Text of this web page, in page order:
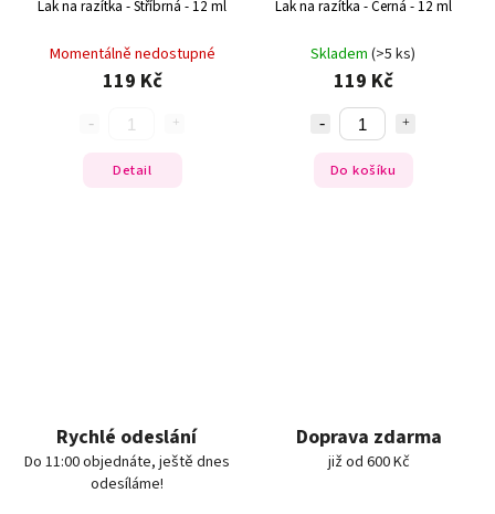
Lak na razítka - Stříbrná - 12 ml
Momentálně nedostupné
119 Kč
Detail
Lak na razítka - Černá - 12 ml
Skladem (>5 ks)
119 Kč
Do košíku
Rychlé odeslání
Do 11:00 objednáte, ještě dnes
odesíláme!
Doprava zdarma
již od 600 Kč